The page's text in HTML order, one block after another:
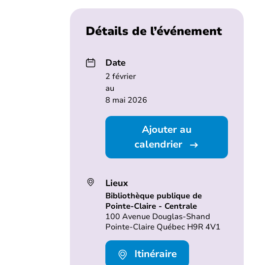
Détails de l’événement
Date
2 février
au
8 mai 2026
Ajouter au
calendrier
Lieux
Bibliothèque publique de
Pointe-Claire - Centrale
100 Avenue Douglas-Shand
Pointe-Claire Québec H9R 4V1
Itinéraire